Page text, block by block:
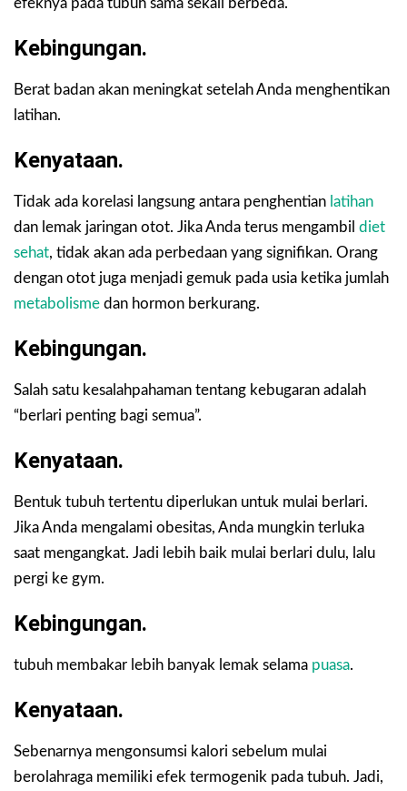
efeknya pada tubuh sama sekali berbeda.
Kebingungan.
Berat badan akan meningkat setelah Anda menghentikan
latihan.
Kenyataan.
Tidak ada korelasi langsung antara penghentian latihan
dan lemak jaringan otot. Jika Anda terus mengambil diet
sehat, tidak akan ada perbedaan yang signifikan. Orang
dengan otot juga menjadi gemuk pada usia ketika jumlah
metabolisme dan hormon berkurang.
Kebingungan.
Salah satu kesalahpahaman tentang kebugaran adalah
“berlari penting bagi semua”.
Kenyataan.
Bentuk tubuh tertentu diperlukan untuk mulai berlari.
Jika Anda mengalami obesitas, Anda mungkin terluka
saat mengangkat. Jadi lebih baik mulai berlari dulu, lalu
pergi ke gym.
Kebingungan.
tubuh membakar lebih banyak lemak selama puasa.
Kenyataan.
Sebenarnya mengonsumsi kalori sebelum mulai
berolahraga memiliki efek termogenik pada tubuh. Jadi,